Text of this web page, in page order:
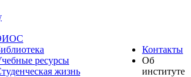
ресурсы
жизнь
Контакты
Об
институте